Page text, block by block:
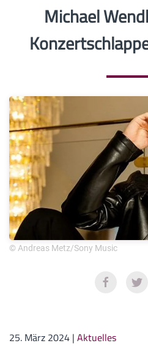
Michael
© Andreas Metz/Sony Music
25. März 2024 | Aktuelles